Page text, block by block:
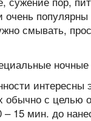
очень
смывать,
обычно с целью
– 15 мин. до